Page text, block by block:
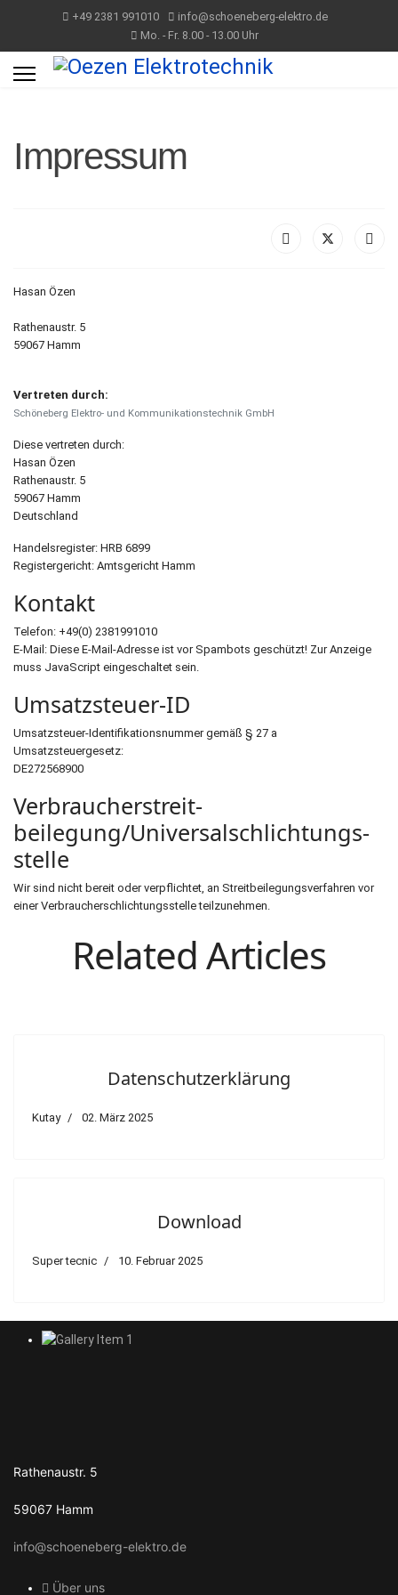
+49 2381 991010
info@schoeneberg-elektro.de
Mo. - Fr. 8.00 - 13.00 Uhr
Impressum
Hasan Özen
Rathenaustr. 5
59067 Hamm
Vertreten durch:
Schöneberg Elektro- und Kommunikationstechnik GmbH
Diese vertreten durch:
Hasan Özen
Rathenaustr. 5
59067 Hamm
Deutschland
Handelsregister: HRB 6899
Registergericht: Amtsgericht Hamm
Kontakt
Telefon: +49(0) 2381991010
E-Mail: Diese E-Mail-Adresse ist vor Spambots geschützt! Zur Anzeige
muss JavaScript eingeschaltet sein.
Umsatzsteuer-ID
Umsatzsteuer-Identifikationsnummer gemäß § 27 a
Umsatzsteuergesetz:
DE272568900
Verbraucher­streit­
beilegung/Universal­schlichtungs­
stelle
Wir sind nicht bereit oder verpflichtet, an Streitbeilegungsverfahren vor
einer Verbraucherschlichtungsstelle teilzunehmen.
Related Articles
Datenschutzerklärung
Kutay 02. März 2025
Download
Super tecnic 10. Februar 2025
Rathenaustr. 5
59067 Hamm
info@schoeneberg-elektro.de
Über uns